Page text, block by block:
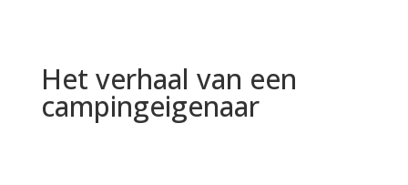
Het verhaal van een
campingeigenaar